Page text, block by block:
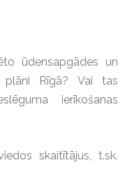
ūdensapgādes un
plāni Rīgā? Vai tas
ierīkošanas
skaitītājus, t.sk.